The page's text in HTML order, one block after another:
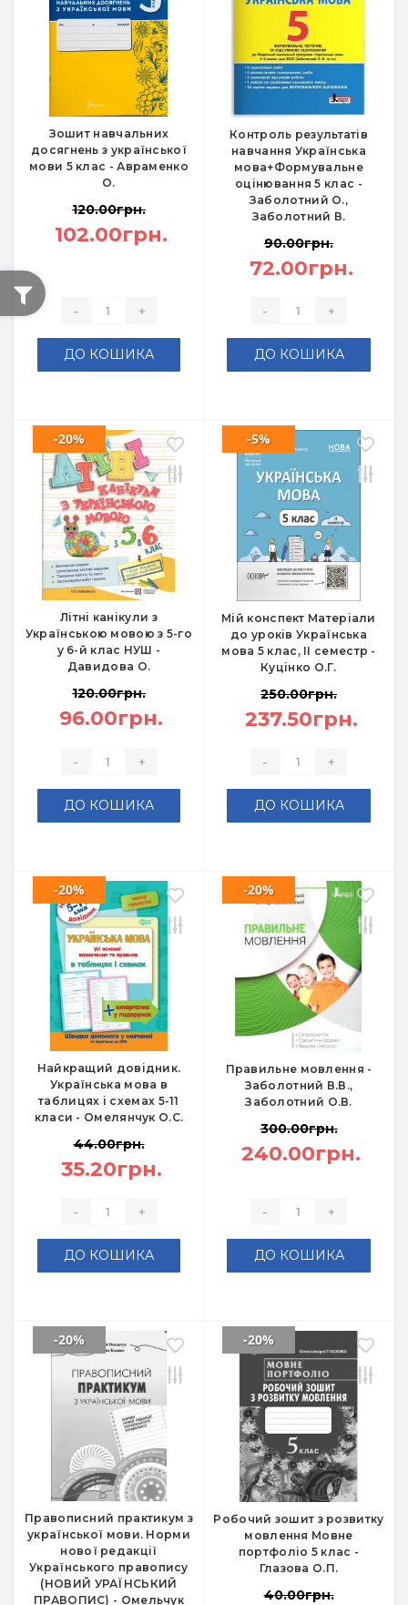
Зошит навчальних
досягнень з української
мови 5 клас - Авраменко
О.
120.00грн.
102.00грн.
- +
ДО КОШИКА
Контроль результатів
навчання Українська
мова+Формувальне
оцінювання 5 клас -
Заболотний О.,
Заболотний В.
90.00грн.
72.00грн.
- +
ДО КОШИКА
Літні канікули з
Українською мовою з 5-го
у 6-й клас НУШ -
Давидова О.
-20%
120.00грн.
96.00грн.
- +
ДО КОШИКА
Мій конспект Матеріали
до уроків Українська
мова 5 клас, ІІ семестр -
Куцінко О.Г.
-5%
250.00грн.
237.50грн.
- +
ДО КОШИКА
Найкращий довідник.
Українська мова в
таблицях і схемах 5-11
класи - Омелянчук О.С.
-20%
44.00грн.
35.20грн.
- +
ДО КОШИКА
Правильне мовлення -
Заболотний В.В.,
Заболотний О.В.
-20%
300.00грн.
240.00грн.
- +
ДО КОШИКА
Правописний практикум з
української мови. Норми
нової редакції
Українського правопису
(НОВИЙ УРАЇНСЬКИЙ
ПРАВОПИС) - Омельчук
-20%
Робочий зошит з розвитку
мовлення Мовне
портфоліо 5 клас -
Глазова О.П.
-20%
40.00грн.